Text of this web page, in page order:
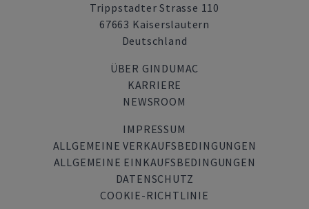
Trippstadter Strasse 110
67663 Kaiserslautern
Deutschland
ÜBER GINDUMAC
KARRIERE
NEWSROOM
IMPRESSUM
ALLGEMEINE VERKAUFSBEDINGUNGEN
ALLGEMEINE EINKAUFSBEDINGUNGEN
DATENSCHUTZ
COOKIE-RICHTLINIE